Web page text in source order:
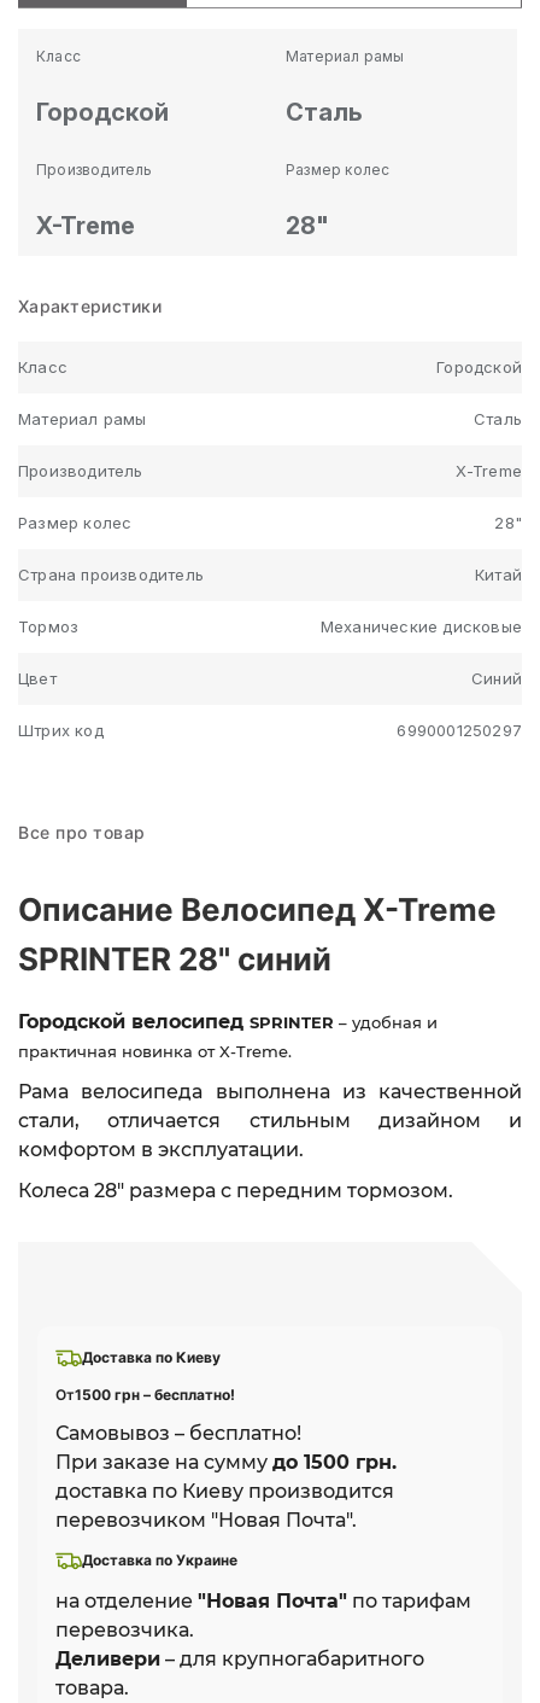
Класс
Городской
Материал рамы
Сталь
Производитель
X-Treme
Размер колес
28"
Характеристики
Класс Городской
Материал рамы Сталь
Производитель X-Treme
Размер колес 28"
Страна производитель Китай
Тормоз Механические дисковые
Цвет Синий
Штрих код 6990001250297
Доставка по Киеву
От1500 грн – бесплатно!
Самовывоз – бесплатно!
При заказе на сумму до 1500 грн.
доставка по Киеву производится
перевозчиком "Новая Почта".
Доставка по Украине
на отделение "Новая Почта" по тарифам
перевозчика.
Деливери – для крупногабаритного
товара.
Все про товар
Описание Велосипед X-Treme
SPRINTER 28" синий
Городской велосипед SPRINTER – удобная и
практичная новинка от X-Treme.
Рама велосипеда выполнена из качественной
стали,
отличается стильным дизайном и
комфортом в эксплуатации.
Колеса 28" размера с передним тормозом.